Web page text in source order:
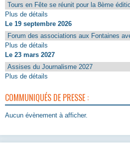
Tours en Fête se réunit pour la 8ème
Plus de détails
Le 19 septembre 2026
Forum des associations aux Fontaines
Plus de détails
Le 23 mars 2027
Assises du Journalisme 2027
Plus de détails
COMMUNIQUÉS DE PRESSE :
Aucun évènement à afficher.